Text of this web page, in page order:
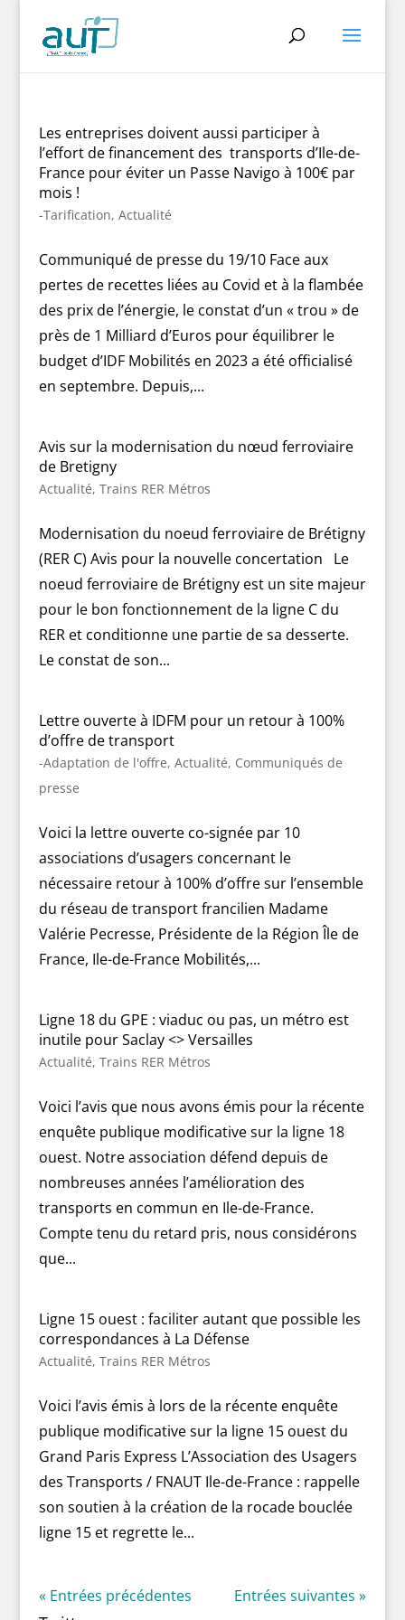
Les entreprises doivent aussi participer à
l’effort de financement des transports d’Ile-de-
France pour éviter un Passe Navigo à 100€ par
mois !
-Tarification, Actualité
Communiqué de presse du 19/10 Face aux
pertes de recettes liées au Covid et à la flambée
des prix de l’énergie, le constat d’un « trou » de
près de 1 Milliard d’Euros pour équilibrer le
budget d’IDF Mobilités en 2023 a été officialisé
en septembre. Depuis,...
Avis sur la modernisation du nœud ferroviaire
de Bretigny
Actualité, Trains RER Métros
Modernisation du noeud ferroviaire de Brétigny
(RER C) Avis pour la nouvelle concertation Le
noeud ferroviaire de Brétigny est un site majeur
pour le bon fonctionnement de la ligne C du
RER et conditionne une partie de sa desserte.
Le constat de son...
Lettre ouverte à IDFM pour un retour à 100%
d’offre de transport
-Adaptation de l'offre, Actualité, Communiqués de
presse
Voici la lettre ouverte co-signée par 10
associations d’usagers concernant le
nécessaire retour à 100% d’offre sur l’ensemble
du réseau de transport francilien Madame
Valérie Pecresse, Présidente de la Région Île de
France, Ile-de-France Mobilités,...
Ligne 18 du GPE : viaduc ou pas, un métro est
inutile pour Saclay <> Versailles
Actualité, Trains RER Métros
Voici l’avis que nous avons émis pour la récente
enquête publique modificative sur la ligne 18
ouest. Notre association défend depuis de
nombreuses années l’amélioration des
transports en commun en Ile-de-France.
Compte tenu du retard pris, nous considérons
que...
Ligne 15 ouest : faciliter autant que possible les
correspondances à La Défense
Actualité, Trains RER Métros
Voici l’avis émis à lors de la récente enquête
publique modificative sur la ligne 15 ouest du
Grand Paris Express L’Association des Usagers
des Transports / FNAUT Ile-de-France : rappelle
son soutien à la création de la rocade bouclée
ligne 15 et regrette le...
« Entrées précédentes Entrées suivantes »